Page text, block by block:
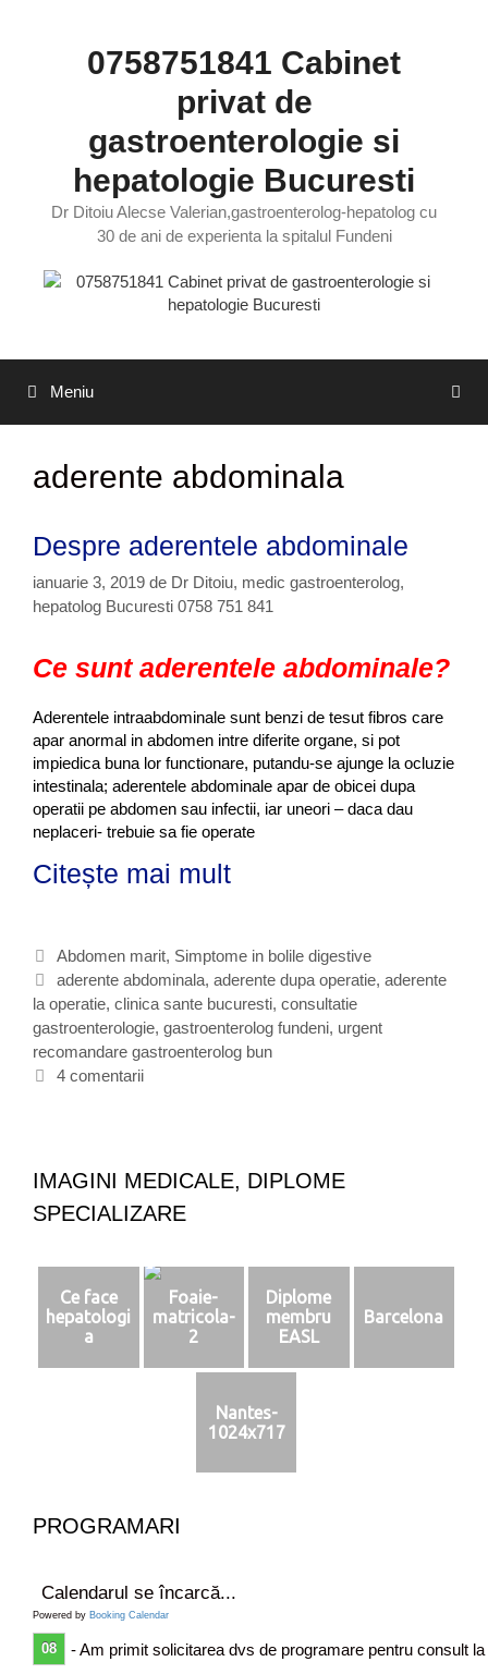
0758751841 Cabinet
privat de
gastroenterologie si
hepatologie Bucuresti
Dr Ditoiu Alecse Valerian,gastroenterolog-hepatolog cu
30 de ani de experienta la spitalul Fundeni
Meniu
aderente abdominala
Despre aderentele abdominale
ianuarie 3, 2019 de Dr Ditoiu, medic gastroenterolog,
hepatolog Bucuresti 0758 751 841
Ce sunt aderentele abdominale?
Aderentele intraabdominale sunt benzi de tesut fibros care
apar anormal in abdomen intre diferite organe, si pot
impiedica buna lor functionare, putandu-se ajunge la ocluzie
intestinala; aderentele abdominale apar de obicei dupa
operatii pe abdomen sau infectii, iar uneori – daca dau
neplaceri- trebuie sa fie operate
Citește mai mult
p
r
e
a
r
e
t
e
b
n
l
C
a
t
e
g
o
Abdomen marit, Simptome in bolile digestive
E
t
i
c
h
aderente abdominala, aderente dupa operatie, aderente
la operatie, clinica sante bucuresti, consultatie
gastroenterologie, gastroenterolog fundeni, urgent
recomandare gastroenterolog bun
4 comentarii
IMAGINI MEDICALE, DIPLOME
SPECIALIZARE
Ce face
hepatologi
a
Foaie-
matricola-
2
Diplome
membru
EASL
Barcelona
Nantes-
1024x717
PROGRAMARI
Calendarul se încarcă...
Powered by Booking Calendar
08 - Am primit solicitarea dvs de programare pentru consult